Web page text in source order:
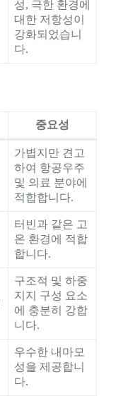
성, 극한 환경에
대한 저항성이
강화되었습니
다.
중요성
가볍지만 견고
하여 항공우주
및 의료 분야에
적합합니다.
터빈과 같은 고
온 환경에 적합
합니다.
구조적 및 하중
지지 구성 요소
에 충분히 강합
니다.
우수한 내마모
성을 제공합니
다.